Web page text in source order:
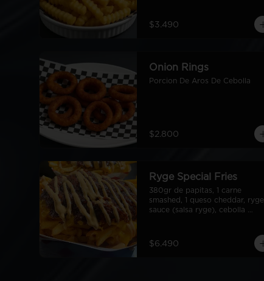
$3.490
Onion Rings
Porcion De Aros De Cebolla
$2.800
Ryge Special Fries
380gr de papitas, 1 carne
smashed, 1 queso cheddar, ryge
sauce (salsa ryge), cebolla
$6.490